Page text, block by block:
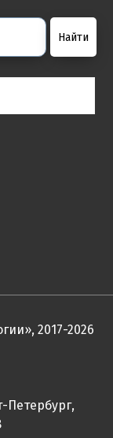
2017-2026
Петербург,